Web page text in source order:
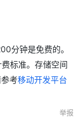
分钟是免费的。
标准。存储空间
考移动开发平台
举报